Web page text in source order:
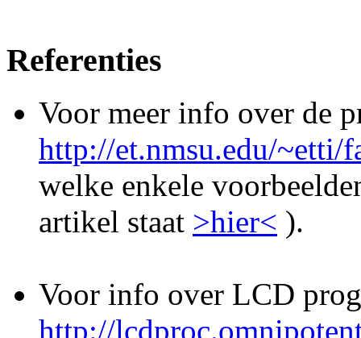
Referenties
Voor meer info over de
http://et.nmsu.edu/
welke enkele
artikel staat >hier< ).
Voor info over LCD
http://